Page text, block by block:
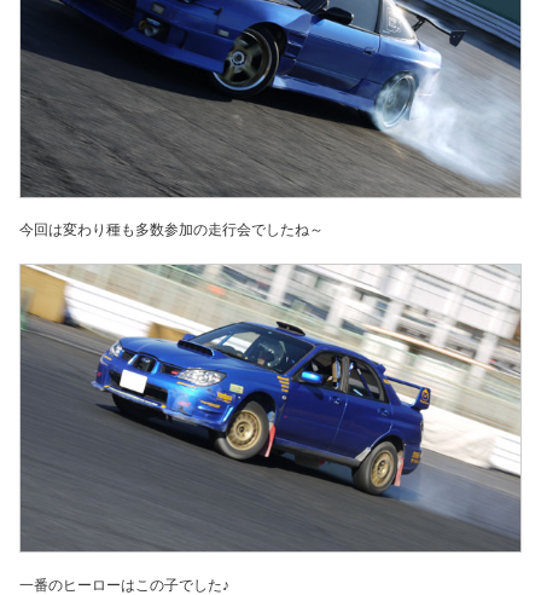
今回は変わり種も多数参加の走行会でしたね～
一番のヒーローはこの子でした♪